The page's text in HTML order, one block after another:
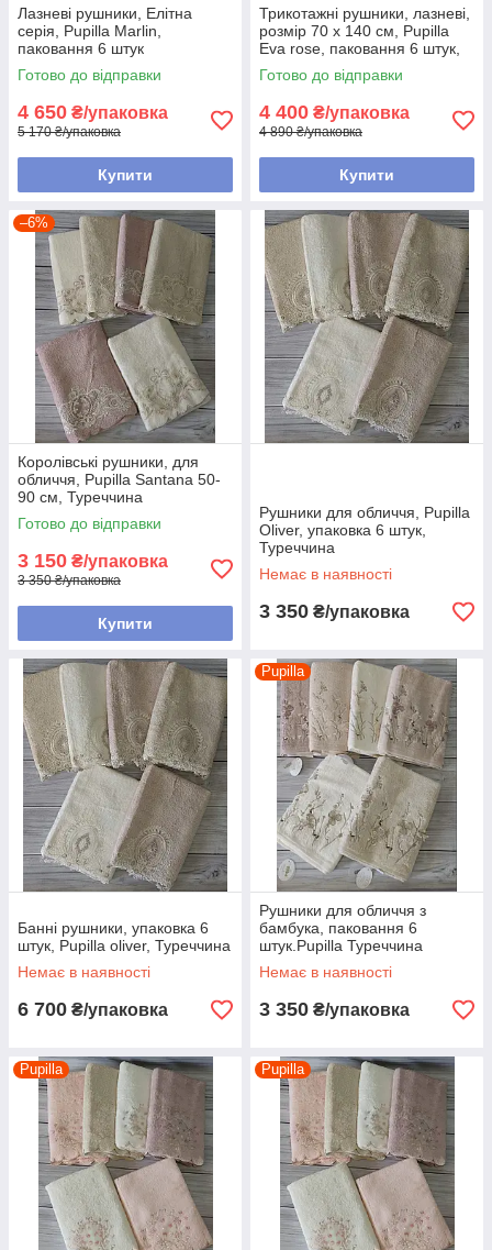
Лазневі рушники, Елітна
серія, Pupilla Marlin,
паковання 6 штук
Готово до відправки
4 650 ₴/упаковка
5 170 ₴/упаковка
Купити
Трикотажні рушники, лазневі,
розмір 70 х 140 см, Pupilla
Eva rose, паковання 6 штук,
Туреччина
Готово до відправки
4 400 ₴/упаковка
4 890 ₴/упаковка
Купити
–6%
Королівські рушники, для
обличчя, Pupilla Santana 50-
90 см, Туреччина
Готово до відправки
3 150 ₴/упаковка
3 350 ₴/упаковка
Купити
Рушники для обличчя, Pupilla
Oliver, упаковка 6 штук,
Туреччина
Немає в наявності
3 350 ₴/упаковка
Банні рушники, упаковка 6
штук, Pupilla oliver, Туреччина
Немає в наявності
6 700 ₴/упаковка
Pupilla
Рушники для обличчя з
бамбука, паковання 6
штук.Pupilla Туреччина
Немає в наявності
3 350 ₴/упаковка
Pupilla Pupilla